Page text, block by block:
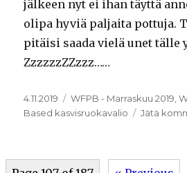
jälkeen nyt ei ihan täyttä
olipa hyviä paljaita pottuja.
pitäisi saada vielä unet tälle
ZzzzzzZZzzz……
Julkaistu
4.11.2019 Kategoriat
WFPB - Marraskuu 2019 ,
Based kasvisruokavalio
Jätä